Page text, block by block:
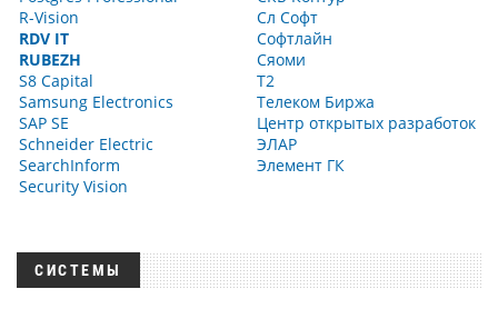
R-Vision
RDV IT
RUBEZH
S8 Capital
Samsung Electronics
SAP SE
Schneider Electric
SearchInform
Security Vision
Сл Софт
Софтлайн
Сяоми
Т2
Телеком Биржа
Центр открытых разработок
ЭЛАР
Элемент ГК
СИСТЕМЫ